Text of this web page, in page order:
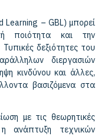
Learning – GBL) μπορεί
ποιότητα και την
δεξιότητες του
διεργασιών
κινδύνου και άλλες,
βασιζόμενα στα
με τις θεωρητικές
ανάπτυξη τεχνικών